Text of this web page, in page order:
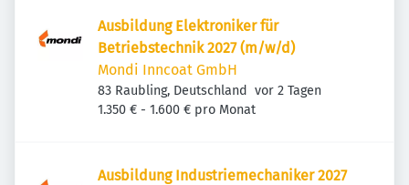
Ausbildung Elektroniker für
Betriebstechnik 2027 (m/w/d)
Mondi Inncoat GmbH
83 Raubling, Deutschland Veröffentlicht
vor 2 Tagen
1.350 € - 1.600 € pro Monat
Ausbildung Industriemechaniker 2027